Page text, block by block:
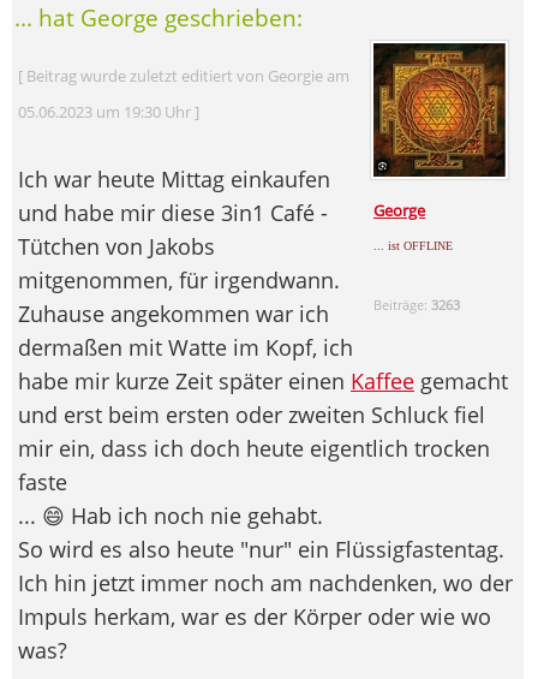
... hat George geschrieben:
George
... ist OFFLINE
Beiträge: 3263
[ Beitrag wurde zuletzt editiert von Georgie am
05.06.2023 um 19:30 Uhr ]
Ich war heute Mittag einkaufen
und habe mir diese 3in1 Café -
Tütchen von Jakobs
mitgenommen, für irgendwann.
Zuhause angekommen war ich
dermaßen mit Watte im Kopf, ich
habe mir kurze Zeit später einen Kaffee gemacht
und erst beim ersten oder zweiten Schluck fiel
mir ein, dass ich doch heute eigentlich trocken
faste
... 😄 Hab ich noch nie gehabt.
So wird es also heute "nur" ein Flüssigfastentag.
Ich hin jetzt immer noch am nachdenken, wo der
Impuls herkam, war es der Körper oder wie wo
was?